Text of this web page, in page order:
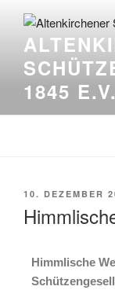
1845 E.V.
10. DEZEMBER
Himmlische